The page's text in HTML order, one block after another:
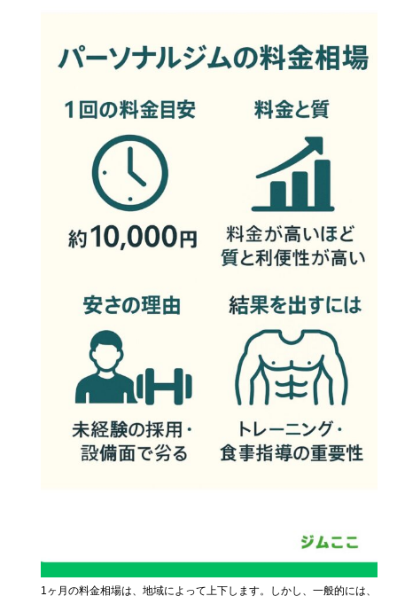
1ヶ月の料金相場は、地域によって上下します。しかし、一般的には、